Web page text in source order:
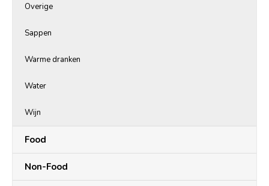
Overige
Sappen
Warme dranken
Water
Wijn
Food
Non-Food